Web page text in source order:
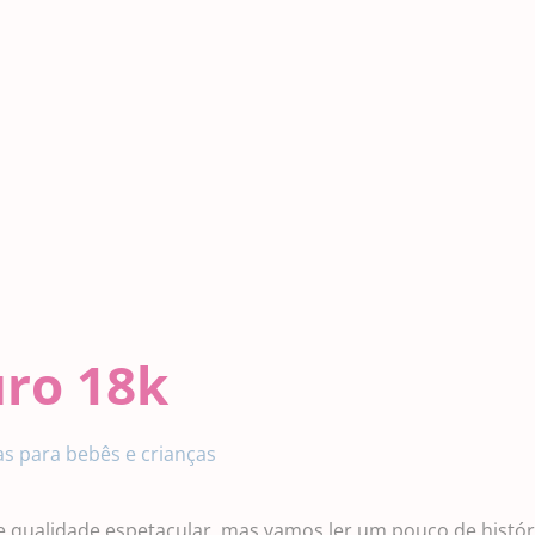
18k
para bebês e crianças